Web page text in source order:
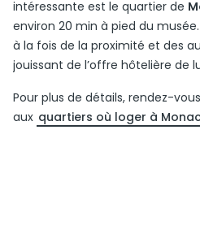
intéressante est le quartier de
environ 20 min à pied du
à la fois de la proximité et des
jouissant de l’offre hôtelière de
Pour plus de détails, rendez-
aux quartiers où loger à